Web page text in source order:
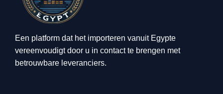
Een platform dat het importeren vanuit Egypte
vereenvoudigt door u in contact te brengen met
betrouwbare leveranciers.